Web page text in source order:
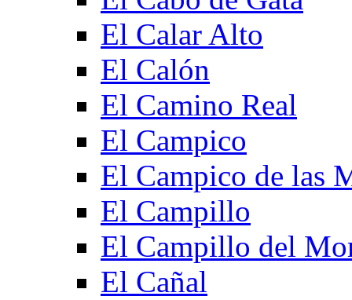
El Calar Alto
El Calón
El Camino Real
El Campico
El Campico de las
El Campillo
El Campillo del
El Cañal